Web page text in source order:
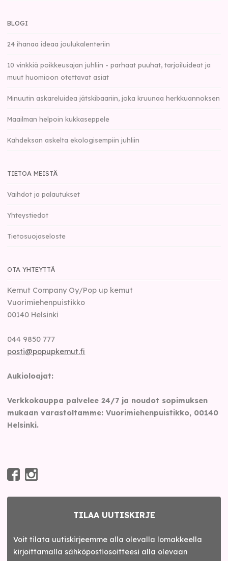
BLOGI
24 ihanaa ideaa joulukalenteriin
10 vinkkiä poikkeusajan juhliin - parhaat puuhat, tarjoiluideat ja
muut huomioon otettavat asiat
Minuutin askareluidea jätskibaariin, joka kruunaa herkkuannoksen
Maailman helpoin kukkaseppele
Kahdeksan askelta ekologisempiin juhliin
TIETOA MEISTÄ
Vaihdot ja palautukset
Yhteystiedot
Tietosuojaseloste
OTA YHTEYTTÄ
Kemut Company Oy/Pop up kemut
Vuorimiehenpuistikko
00140 Helsinki
044 9850 777
posti@popupkemut.fi
Aukioloajat:
Verkkokauppa palvelee 24/7 ja noudot sopimuksen
mukaan varastoltamme: Vuorimiehenpuistikko, 00140
Helsinki.
TILAA UUTISKIRJE
Voit tilata uutiskirjeemme alla olevalla lomakkeella
kirjoittamalla sähköpostiosoitteesi alla olevaan